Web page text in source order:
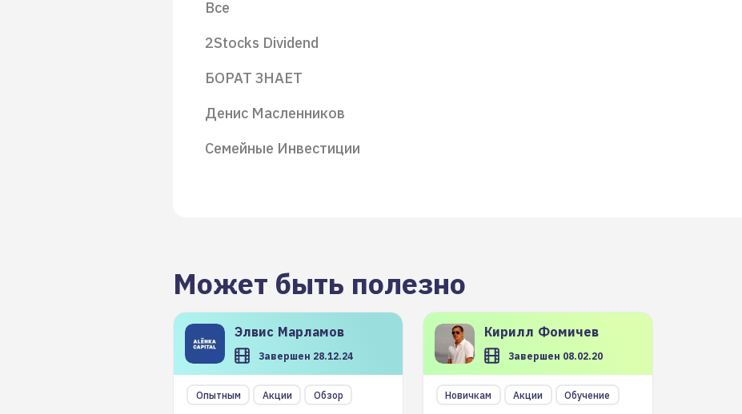
Все
2Stocks Dividend
БОРАТ ЗНАЕТ
Денис Масленников
Семейные Инвестиции
Может быть полезно
Элвис Марламов
Завершен 28.12.24
Опытным Акции Обзор
Кирилл Фомичев
Завершен 08.02.20
Новичкам Акции Обучение